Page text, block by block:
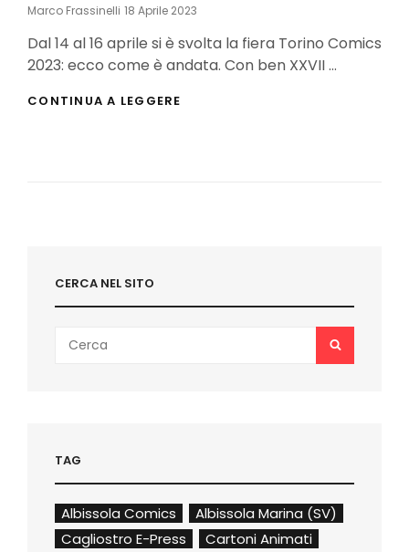
Marco Frassinelli Posted
18 Aprile 2023
Dal 14 al 16 aprile si è svolta la fiera Torino Comics
2023: ecco come è andata. Con ben XXVII …
CONTINUA A LEGGERE
CERCA NEL SITO
for:
SEARCH
TAG
Albissola Comics
Albissola Marina (SV)
Cagliostro E-Press
Cartoni Animati